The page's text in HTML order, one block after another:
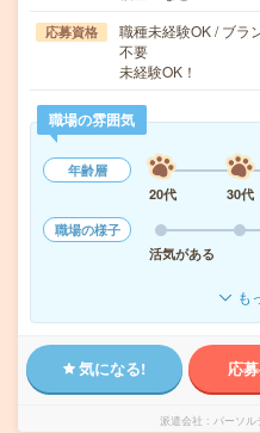
応募資格
職種未経験OK / ブラ
不要
未経験OK！
職場の雰囲気
年齢層
20代
30代
職場の様子
活気がある
も
気になる! 応
派遣会社 パーソル